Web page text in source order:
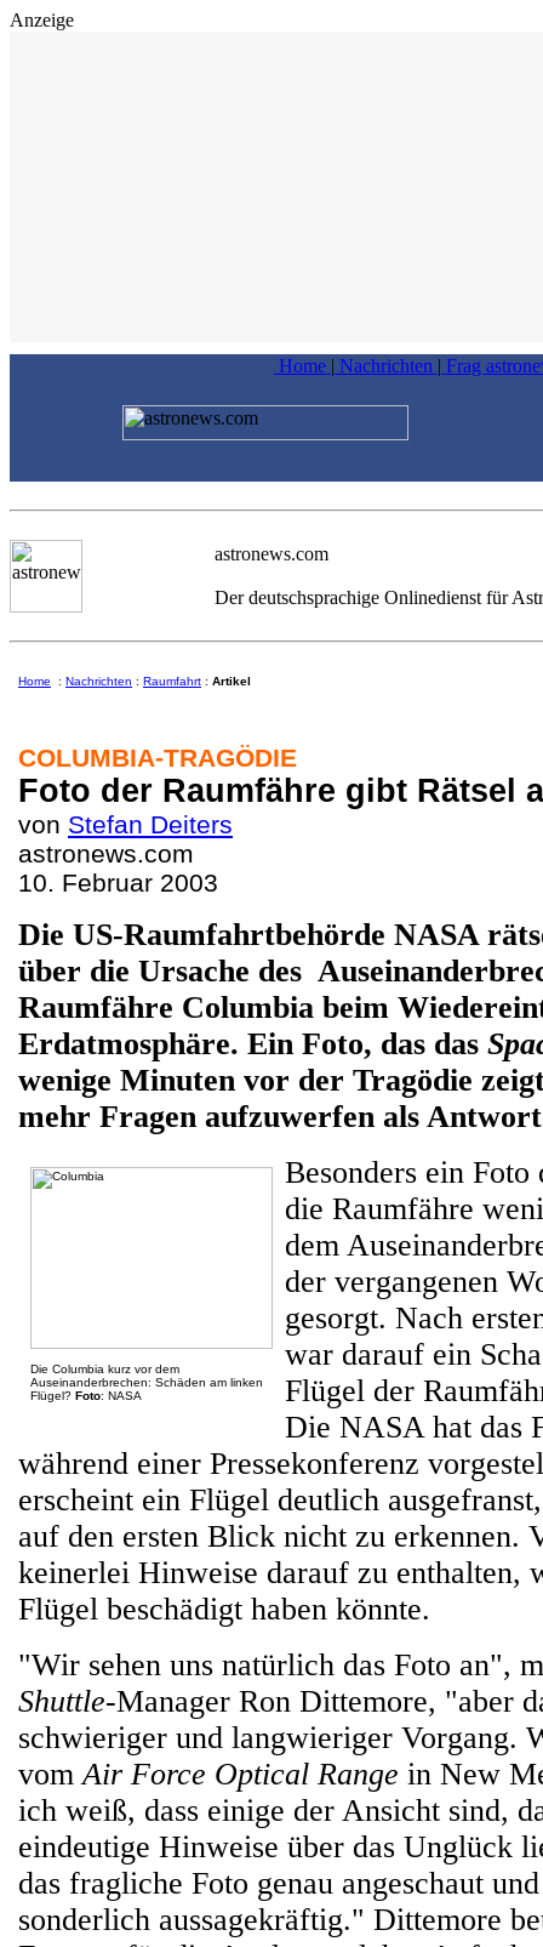
Anzeige
Home | Nachrichten | Frag
astronews.com
Der deutschsprachige Onlinedienst für
Home : Nachrichten : Raumfahrt : Artikel
COLUMBIA-TRAGÖDIE
Foto der Raumfähre gibt Rätsel
von Stefan Deiters
astronews.com
10. Februar 2003
Die US-Raumfahrtbehörde NASA
über die Ursache des
Raumfähre Columbia beim
Erdatmosphäre. Ein Foto, das das
wenige Minuten vor der Tragödie
mehr Fragen aufzuwerfen als
Die Columbia kurz vor dem
Auseinanderbrechen: Schäden am linken
Flügel? Foto: NASA
Besonders ein
die Raumfähre
dem
der vergangenen
gesorgt. Nach
war darauf ein
Flügel der
Die NASA hat das
während einer Pressekonferenz
erscheint ein Flügel deutlich
auf den ersten Blick nicht zu erkennen.
keinerlei Hinweise darauf zu enthalten,
Flügel beschädigt haben könnte.
"Wir sehen uns natürlich das Foto an",
Shuttle-Manager Ron Dittemore, "aber
schwieriger und langwieriger Vorgang.
vomAir Force Optical Range in New
ich weiß, dass einige der Ansicht sind,
eindeutige Hinweise über das Unglück
das fragliche Foto genau angeschaut
sonderlich aussagekräftig." Dittemore